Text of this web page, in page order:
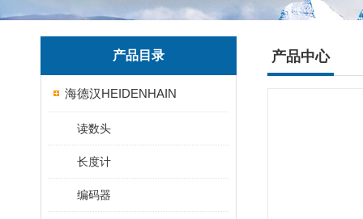
产品目录
海德汉HEIDENHAIN
读数头
长度计
编码器
产品中心